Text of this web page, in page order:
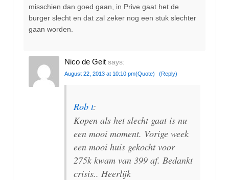
misschien dan goed gaan, in Prive gaat het de
burger slecht en dat zal zeker nog een stuk slechter
gaan worden.
Nico de Geit says:
August 22, 2013 at 10:10 pm(Quote) (Reply)
Rob t:
Kopen als het slecht gaat is nu
een mooi moment. Vorige week
een mooi huis gekocht voor
275k kwam van 399 af. Bedankt
crisis.. Heerlijk